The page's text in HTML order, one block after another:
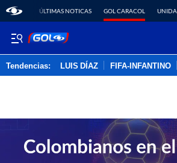
ÚLTIMAS NOTICAS GOL CARACOL
Tendencias: LUIS DÍAZ FIFA-INFANTINO